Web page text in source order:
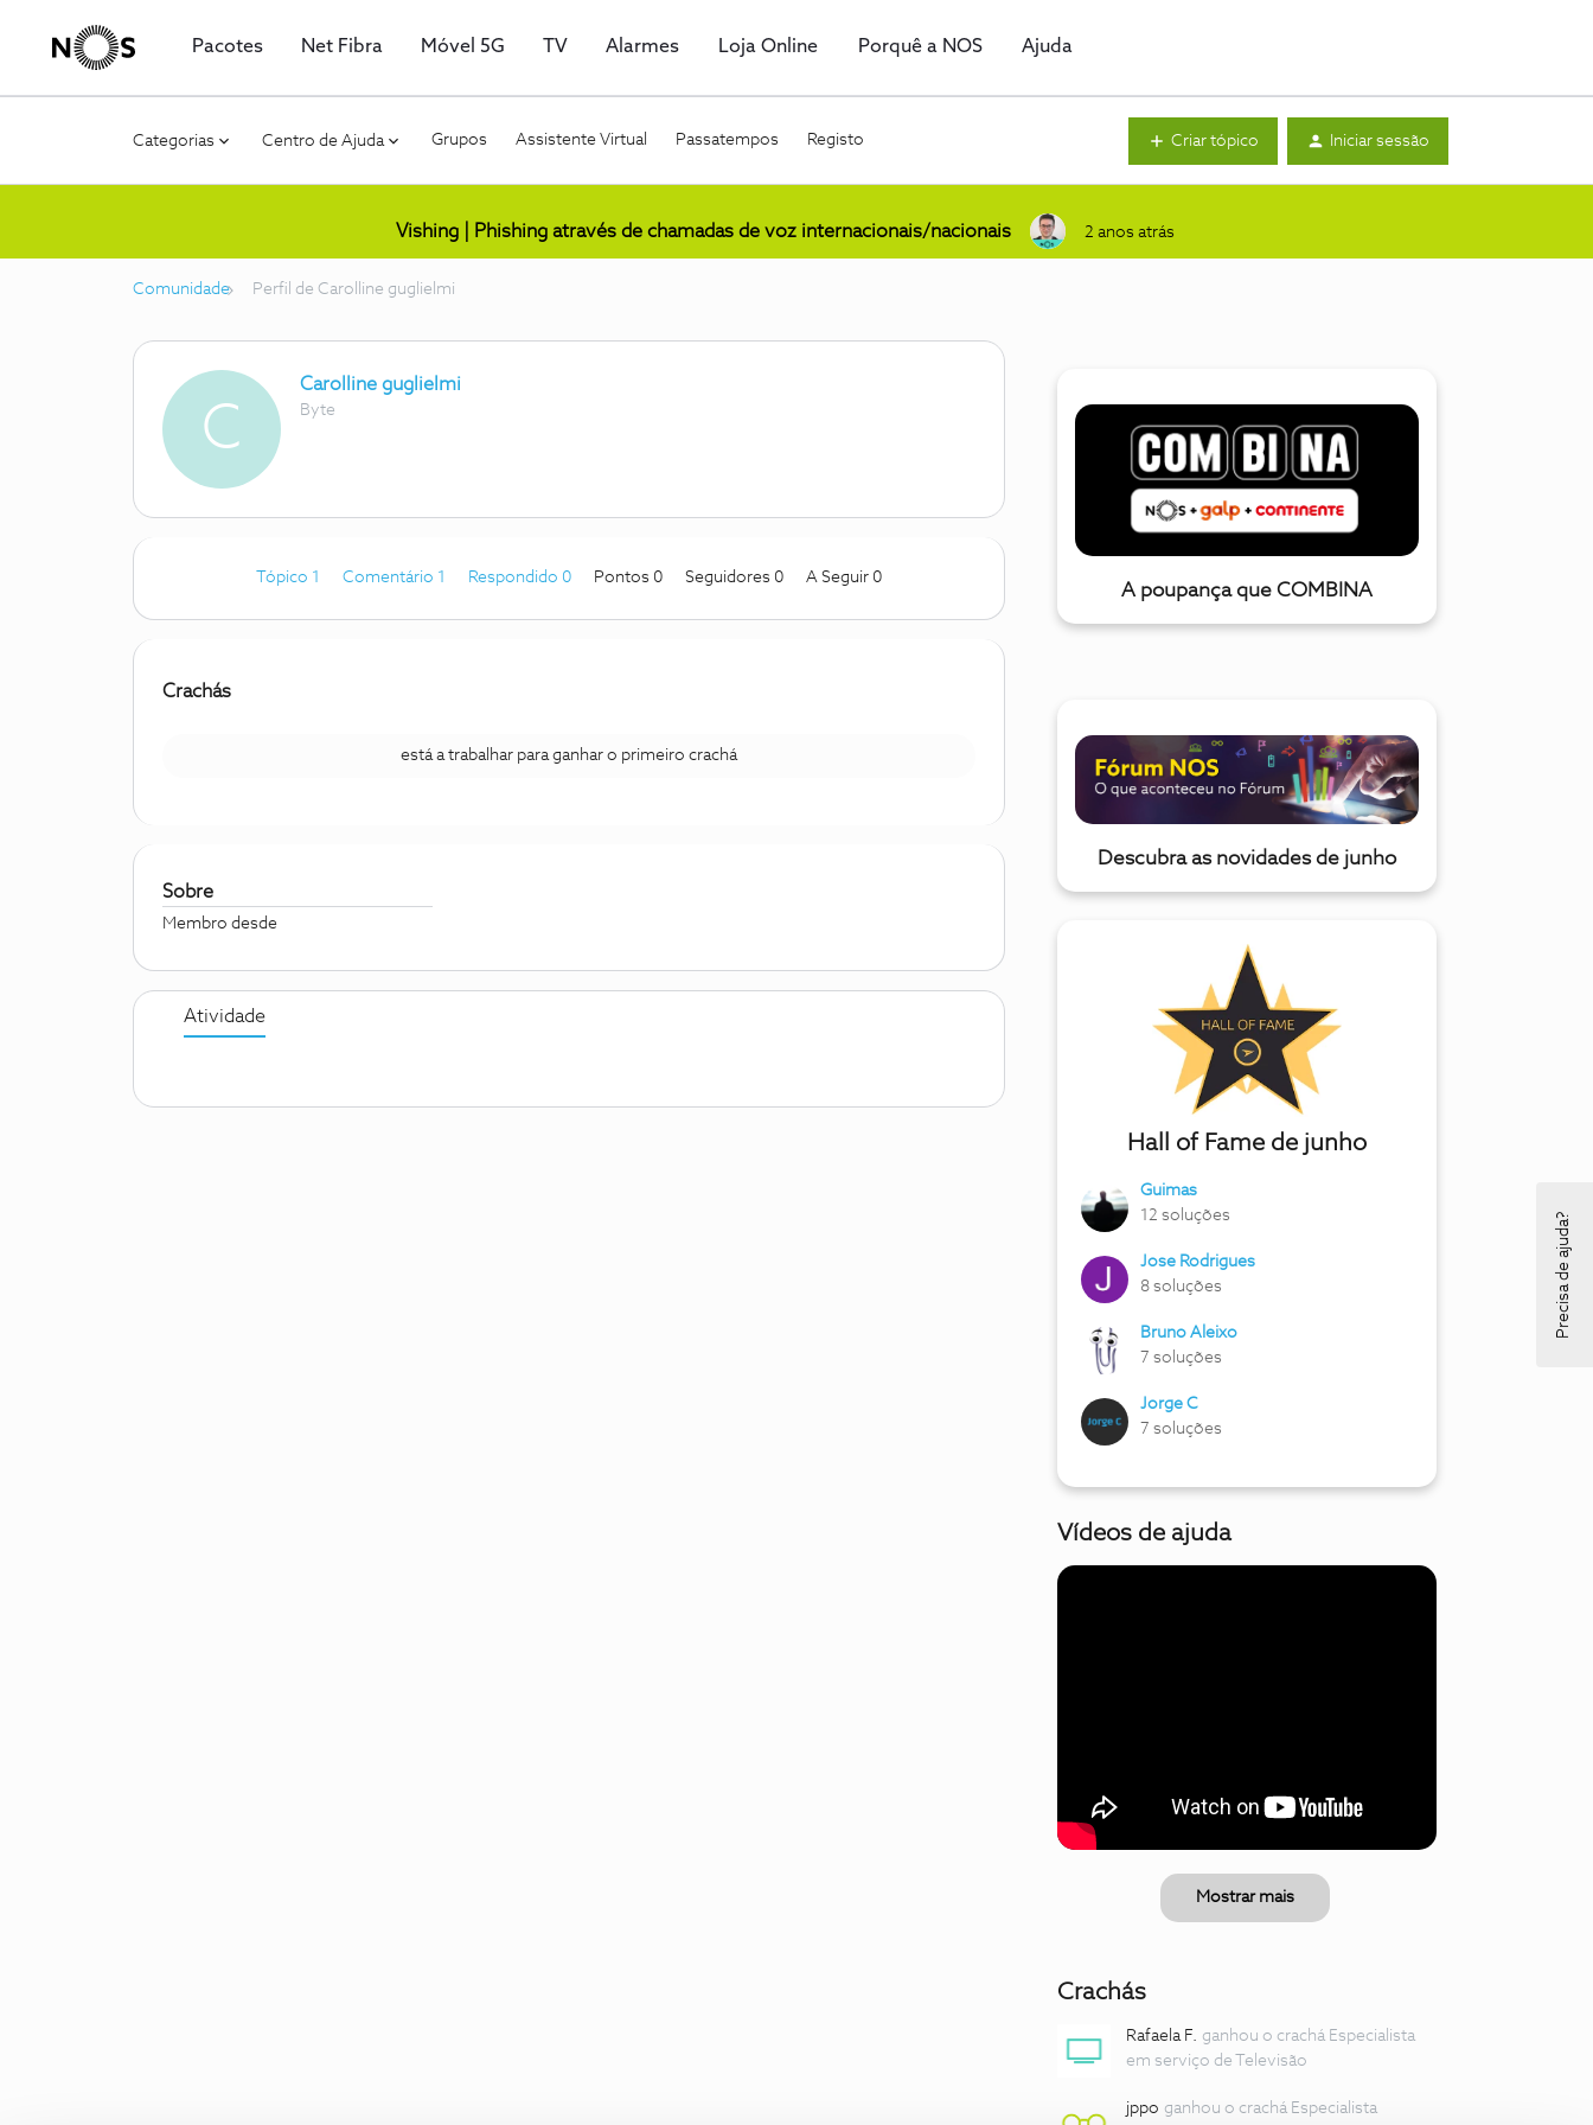
Pacotes Net Fibra Móvel 5G TV Alarmes Loja Online Porquê a NOS Ajuda
Categorias Centro de Ajuda Grupos Assistente Virtual Passatempos Registo Criar tópico Iniciar sessão
Vishing | Phishing através de chamadas de voz internacionais/nacionais 2 anos atrás
Comunidade Perfil de Carolline guglielmi
C
Carolline guglielmi
Byte
Tópico 1 Comentário 1 Respondido 0 Pontos 0 Seguidores 0 A Seguir 0
Crachás
está a trabalhar para ganhar o primeiro crachá
Sobre
Membro desde
Atividade
A poupança que COMBINA
Descubra as novidades de junho
Hall of Fame de junho
Guimas
12 soluções
Jose Rodrigues
8 soluções
Bruno Aleixo
7 soluções
Jorge C
7 soluções
Vídeos de ajuda
Mostrar mais
Crachás
Rafaela F. ganhou o crachá Especialista
em serviço de Televisão
jppo ganhou o crachá Especialista
Precisa de ajuda?